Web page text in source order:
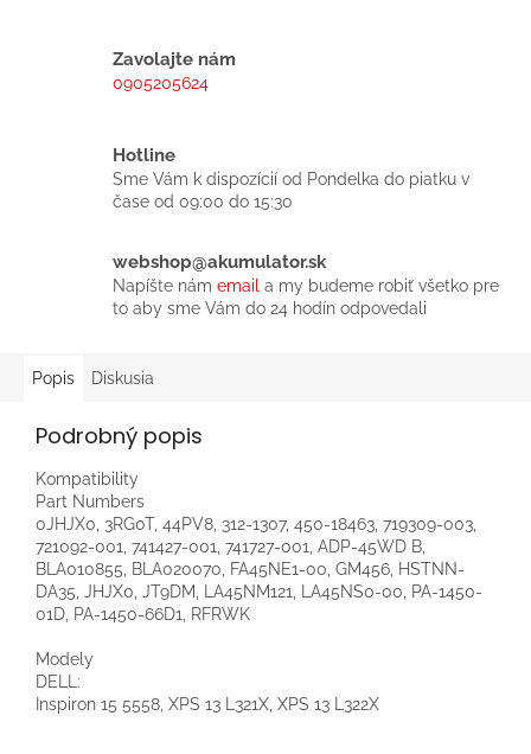
Zavolajte nám
0905205624
Hotline
Sme Vám k dispozícií od Pondelka do piatku v
čase od 09:00 do 15:30
webshop@akumulator.sk
Napíšte nám email a my budeme robiť všetko pre
to aby sme Vám do 24 hodín odpovedali
Popis Diskusia
Podrobný popis
Kompatibility
Part Numbers
0JHJX0, 3RG0T, 44PV8, 312-1307, 450-18463, 719309-003,
721092-001, 741427-001, 741727-001, ADP-45WD B,
BLA010855, BLA020070, FA45NE1-00, GM456, HSTNN-
DA35, JHJX0, JT9DM, LA45NM121, LA45NS0-00, PA-1450-
01D, PA-1450-66D1, RFRWK
Modely
DELL:
Inspiron 15 5558, XPS 13 L321X, XPS 13 L322X